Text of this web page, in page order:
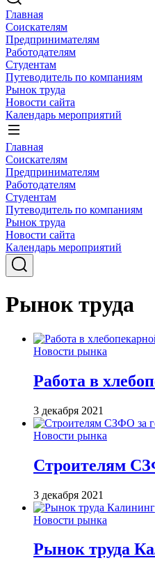
Главная
Соискателям
Предпринимателям
Работодателям
Студентам
Путеводитель по компаниям
Рынок труда
Новости сайта
Календарь мероприятий
Главная
Соискателям
Предпринимателям
Работодателям
Студентам
Путеводитель по компаниям
Рынок труда
Новости сайта
Календарь мероприятий
Рынок труда
Новости рынка
Работа в
3 декабря 2021
Новости рынка
Строителям
3 декабря 2021
Новости рынка
Рынок труда